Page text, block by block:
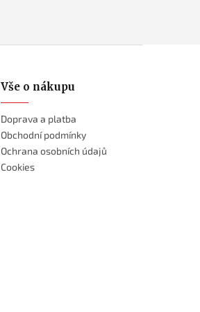
Vše o nákupu
Doprava a platba
Obchodní podmínky
Ochrana osobních údajů
Cookies